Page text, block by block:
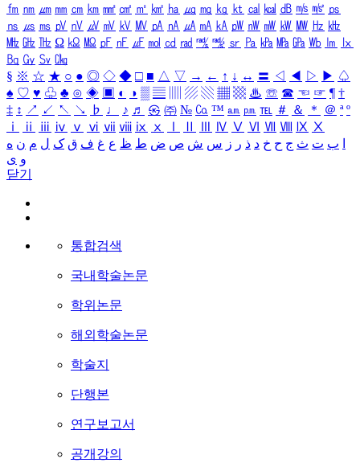
㎙ ㎚ ㎛ ㎜ ㎝ ㎞ ㎟ ㎠ ㎡ ㎢ ㏊ ㎍ ㎎ ㎏ ㏏ ㎈ ㎉ ㏈ ㎧ ㎨ ㎰
㎱ ㎲ ㎳ ㎴ ㎵ ㎶ ㎷ ㎸ ㎹ ㎀ ㎁ ㎂ ㎃ ㎄ ㎺ ㎻ ㎽ ㎾ ㎿ ㎐ ㎑
㎒ ㎓ ㎔ Ω ㏀ ㏁ ㎊ ㎋ ㎌ ㏖ ㏅ ㎭ ㎮ ㎯ ㏛ ㎩ ㎪ ㎫ ㎬ ㏝ ㏐
㏓
㏃ ㏉ ㏜ ㏆
§ ※ ☆ ★ ○ ● ◎ ◇ ◆ □ ■ △ ▽ → ← ↑ ↓ ↔ 〓 ◁ ◀ ▷ ▶ ♤
♠ ♡ ♥ ♧ ♣ ⊙ ◈ ▣ ◐ ◑ ▒ ▤ ▨ ▧ ▦ ▩ ♨ ☏ ☎ ☜ ☞ ¶ †
‡ ↕ ↗ ↙ ↖ ↘ ♭ ♩ ♪ ♬ ㉿ ㈜ № ㏇ ™ ㏂ ㏘ ℡ ＃ ＆ ＊ ＠ ª º
ⅰ
ⅱ ⅲ ⅳ ⅴ ⅵ ⅶ ⅷ ⅸ ⅹ Ⅳ Ⅴ Ⅵ Ⅶ Ⅷ Ⅸ Ⅹ
ب ت ث ج ح خ د ذ ر ز س ش ص ض ط ظ ع غ ف ق ک ل م ن ه
و ی
닫기
통합검색
국내학술논문
학위논문
해외학술논문
학술지
단행본
연구보고서
공개강의